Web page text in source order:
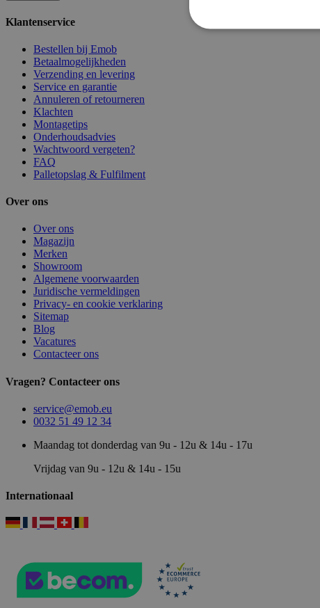
Klantenservice
Bestellen bij Emob
Betaalmogelijkheden
Verzending en levering
Service en garantie
Annuleren of retourneren
Klachten
Montagetips
Onderhoudsadvies
Wachtwoord vergeten?
FAQ
Palletopslag & Fulfilment
Over ons
Over ons
Magazijn
Merken
Showroom
Algemene voorwaarden
Juridische vermeldingen
Privacy- en cookie verklaring
Sitemap
Blog
Vacatures
Contacteer ons
Vragen? Contacteer ons
service@emob.eu
0032 51 49 12 34
Maandag tot donderdag van 9u - 12u & 14u - 17u
Vrijdag van 9u - 12u & 14u - 15u
Internationaal